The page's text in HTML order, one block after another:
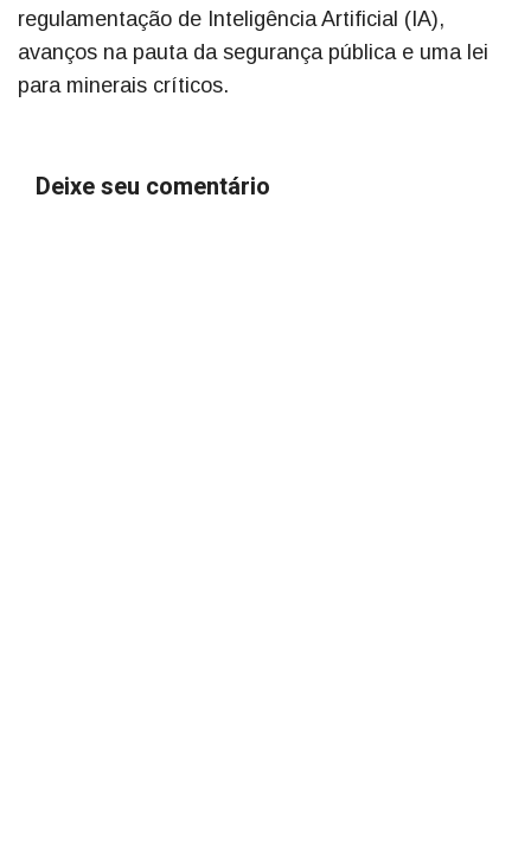
regulamentação de Inteligência Artificial (IA),
avanços na pauta da segurança pública e uma lei
para minerais críticos.
Deixe seu comentário